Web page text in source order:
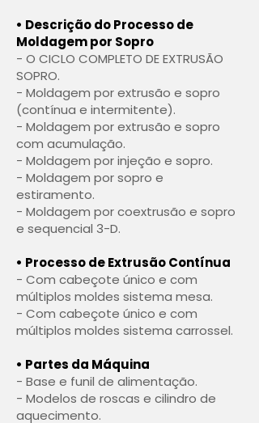
• Descrição do Processo de
Moldagem por Sopro
- O CICLO COMPLETO DE EXTRUSÃO
SOPRO.
- Moldagem por extrusão e sopro
(contínua e intermitente).
- Moldagem por extrusão e sopro
com acumulação.
- Moldagem por injeção e sopro.
- Moldagem por sopro e
estiramento.
- Moldagem por coextrusão e sopro
e sequencial 3-D.
• Processo de Extrusão Contínua
- Com cabeçote único e com
múltiplos moldes sistema mesa.
- Com cabeçote único e com
múltiplos moldes sistema carrossel.
• Partes da Máquina
- Base e funil de alimentação.
- Modelos de roscas e cilindro de
aquecimento.